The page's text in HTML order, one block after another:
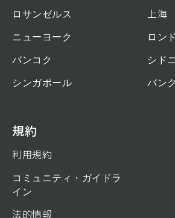
ロサンゼルス
上海
ニューヨーク
ロン
バンコク
シド
シンガポール
バン
規約
利用規約
コミュニティ・ガイドラ
イン
法的情報